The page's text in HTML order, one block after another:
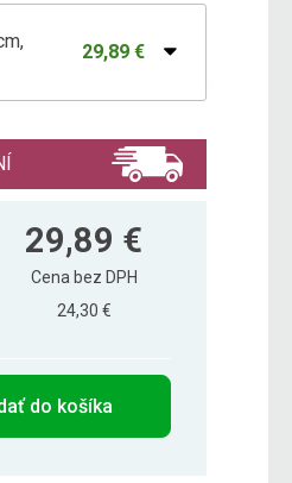
29,89 €
zelená 29,89 €
29,89 €
Cena bez DPH
24,30 €
do košíka